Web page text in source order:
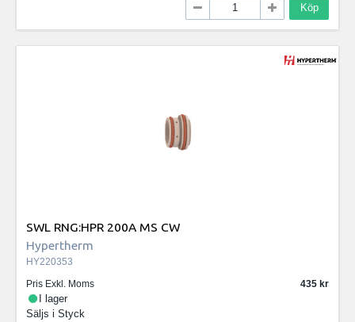
Köp
SWL RNG:HPR 200A MS CW
Hypertherm
HY220353
Pris Exkl. Moms
435
I lager
Säljs i Styck